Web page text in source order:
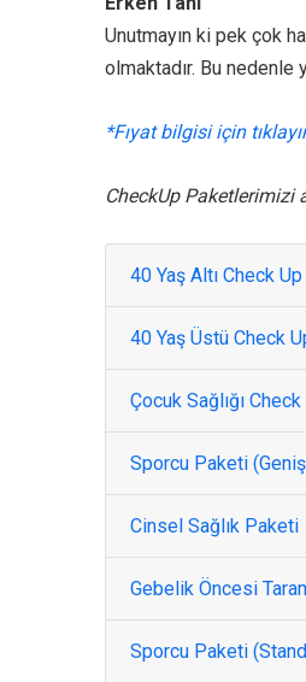
Unutmayın ki pek çok
olmaktadır. Bu nedenle
*Fıyat bilgisi için
CheckUp Paketlerimizi
40 Yaş Altı Check
40 Yaş Üstü Check
Çocuk Sağlığı Check
Sporcu Paketi
Cinsel Sağlık Paketi
Gebelik Öncesi
Sporcu Paketi